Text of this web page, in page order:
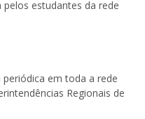
estudantes da rede
em toda a rede
Regionais de